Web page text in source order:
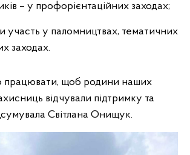
– у профорієнтаційних заходах;
участь у паломництвах, тематичних
заходах.
працювати, щоб родини наших
відчували підтримку та
Світлана Онищук.